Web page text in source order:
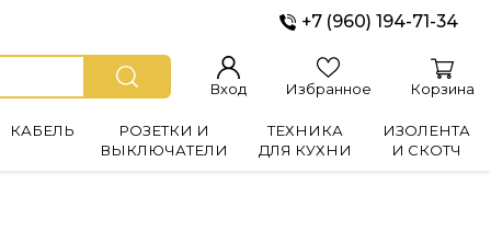
+7 (960) 194-71-34
Вход Избранное Корзина
КАБЕЛЬ
РОЗЕТКИ И
ВЫКЛЮЧАТЕЛИ
ТЕХНИКА
ДЛЯ КУХНИ
ИЗОЛЕНТА
И СКОТЧ